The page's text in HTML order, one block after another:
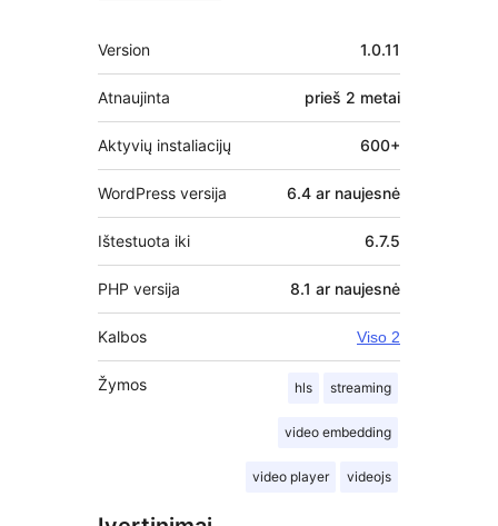
Metainformacija
Version 1.0.11
Atnaujinta prieš 2 metai
Aktyvių instaliacijų 600+
WordPress versija 6.4 ar naujesnė
Ištestuota iki 6.7.5
PHP versija 8.1 ar naujesnė
Kalbos Viso 2
Žymos hls streaming
video embedding
video player videojs